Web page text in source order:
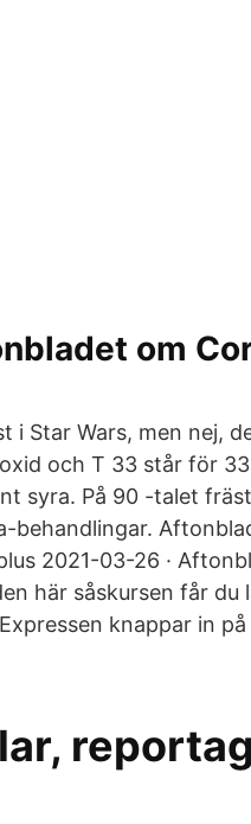
om
i Star Wars, men nej,
och T 33 står för
syra. På 90 -talet
behandlingar.
2021-03-26 ·
här såskursen får du
knappar in